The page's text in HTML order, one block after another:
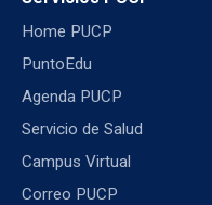
Home PUCP
PuntoEdu
Agenda PUCP
Servicio de Salud
Campus Virtual
Correo PUCP